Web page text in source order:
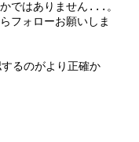
ではありません...。
フォローお願いしま
るのがより正確か